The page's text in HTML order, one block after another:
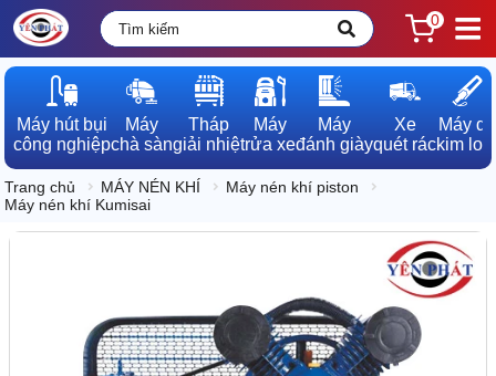
0
Máy hút bụi
công nghiệp
Máy
chà sàn
Tháp
giải nhiệt
Máy
rửa xe
Máy
đánh giày
Xe
quét rác
Máy dò
kim loại
Trang chủ MÁY NÉN KHÍ
Máy nén khí piston
Máy nén khí Kumisai